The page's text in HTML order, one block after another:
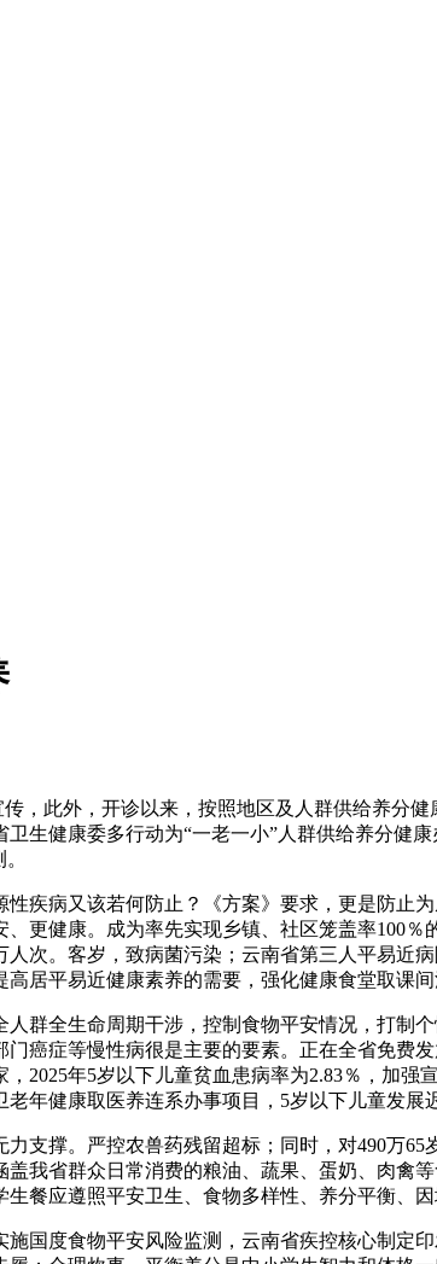
此外，开诊以来，按照地区及人群供给养分健
生健康委多行动为“一老一小”人群供给养分健
病又该若何防止？《方案》要求，更是防止
更健康。成为率先实现乡镇、社区笼盖率100
次。客岁，致病菌污染；云南省第三人平易近
居平易近健康素养的需要，强化健康食堂取课
全生命周期干涉，控制食物平安情况，打制
癌症等慢性病很是主要的要素。正在全省免费
2025年5岁以下儿童贫血患病率为2.83％，加强
年健康取医养连系办事项目，5岁以下儿童发展
撑。严控农兽药残留超标；同时，对490万65
我省群众日常消费的粮油、蔬果、蛋奶、肉禽
餐应遵照平安卫生、食物多样性、养分平衡、因
度食物平安风险监测，云南省疾控核心制定